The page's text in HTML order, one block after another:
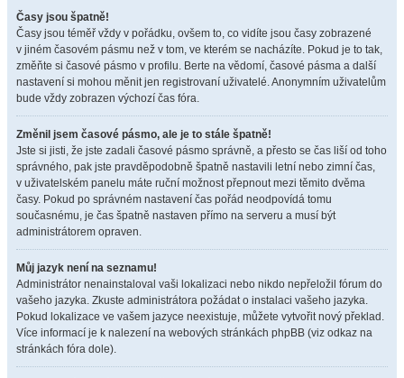
Časy jsou špatně!
Časy jsou téměř vždy v pořádku, ovšem to, co vidíte jsou časy zobrazené
v jiném časovém pásmu než v tom, ve kterém se nacházíte. Pokud je to tak,
změňte si časové pásmo v profilu. Berte na vědomí, časové pásma a další
nastavení si mohou měnit jen registrovaní uživatelé. Anonymním uživatelům
bude vždy zobrazen výchozí čas fóra.
Změnil jsem časové pásmo, ale je to stále špatně!
Jste si jisti, že jste zadali časové pásmo správně, a přesto se čas liší od toho
správného, pak jste pravděpodobně špatně nastavili letní nebo zimní čas,
v uživatelském panelu máte ruční možnost přepnout mezi těmito dvěma
časy. Pokud po správném nastavení čas pořád neodpovídá tomu
současnému, je čas špatně nastaven přímo na serveru a musí být
administrátorem opraven.
Můj jazyk není na seznamu!
Administrátor nenainstaloval vaši lokalizaci nebo nikdo nepřeložil fórum do
vašeho jazyka. Zkuste administrátora požádat o instalaci vašeho jazyka.
Pokud lokalizace ve vašem jazyce neexistuje, můžete vytvořit nový překlad.
Více informací je k nalezení na webových stránkách phpBB (viz odkaz na
stránkách fóra dole).